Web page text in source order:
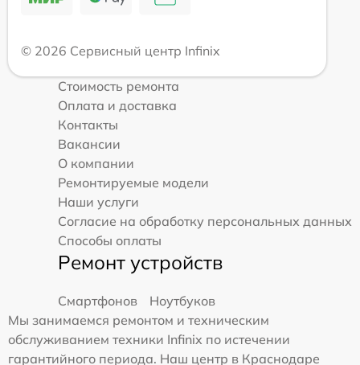
© 2026 Сервисный центр Infinix
Стоимость ремонта
Оплата и доставка
Контакты
Вакансии
О компании
Ремонтируемые модели
Наши услуги
Согласие на обработку персональных данных
Способы оплаты
Ремонт устройств
Смартфонов
Ноутбуков
Мы занимаемся ремонтом и техническим
обслуживанием техники Infinix по истечении
гарантийного периода. Наш центр в Краснодаре